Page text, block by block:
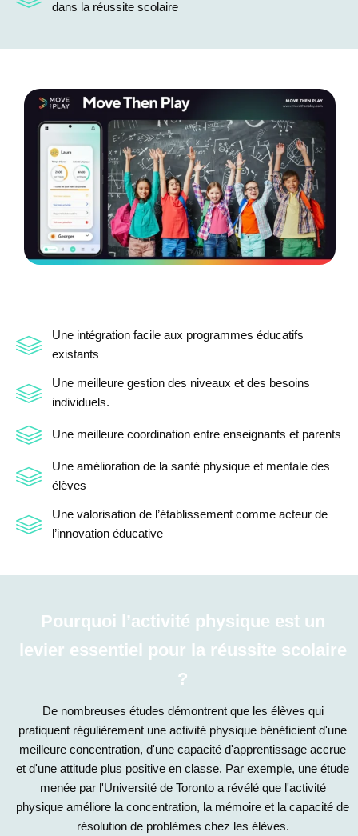
dans la réussite scolaire
Une intégration facile aux programmes éducatifs
existants
Une meilleure gestion des niveaux et des besoins
individuels.
Une meilleure coordination entre enseignants et parents
Une amélioration de la santé physique et mentale des
élèves
Une valorisation de l’établissement comme acteur de
l’innovation éducative
Pourquoi l’activité physique est un
levier essentiel pour la réussite scolaire
?
De nombreuses études démontrent que les élèves qui
pratiquent régulièrement une activité physique bénéficient d'une
meilleure concentration, d'une capacité d'apprentissage accrue
et d'une attitude plus positive en classe. Par exemple, une étude
menée par l'Université de Toronto a révélé que l'activité
physique améliore la concentration, la mémoire et la capacité de
résolution de problèmes chez les élèves.